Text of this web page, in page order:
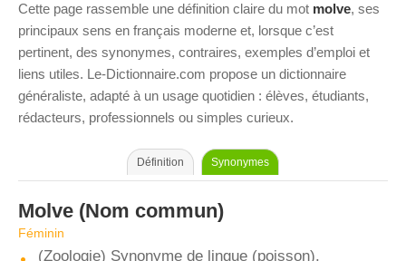
Cette page rassemble une définition claire du mot molve, ses
principaux sens en français moderne et, lorsque c’est
pertinent, des synonymes, contraires, exemples d’emploi et
liens utiles. Le-Dictionnaire.com propose un dictionnaire
généraliste, adapté à un usage quotidien : élèves, étudiants,
rédacteurs, professionnels ou simples curieux.
Définition Synonymes
Molve (Nom commun)
Féminin
(Zoologie) Synonyme de lingue (poisson).